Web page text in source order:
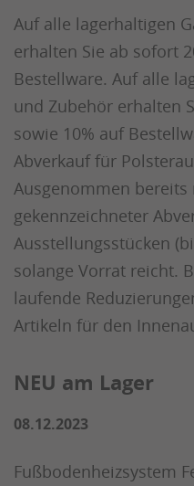
Auf alle lagerhaltigen
erhalten Sie ab sofort
Bestellware. Auf alle
und Zubehör erhalten
sowie 10% auf
Abverkauf für
Ausgenommen
gekennzeichneter
Ausstellungsstücken
solange Vorrat reicht.
laufende
Artikeln für den
NEU am Lager
08.12.2023
Fußbodenheizsystem